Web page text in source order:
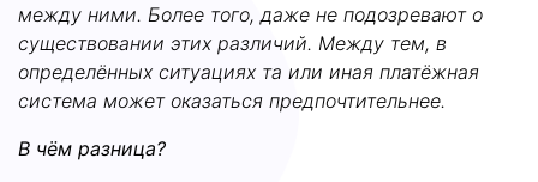
между ними. Более того, даже не подозревают о
существовании этих различий. Между тем, в
определённых ситуациях та или иная платёжная
система может оказаться предпочтительнее.
В чём разница?